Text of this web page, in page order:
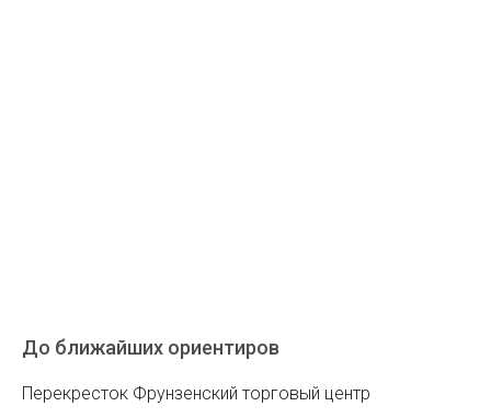
До ближайших ориентиров
Перекресток Фрунзенский торговый центр